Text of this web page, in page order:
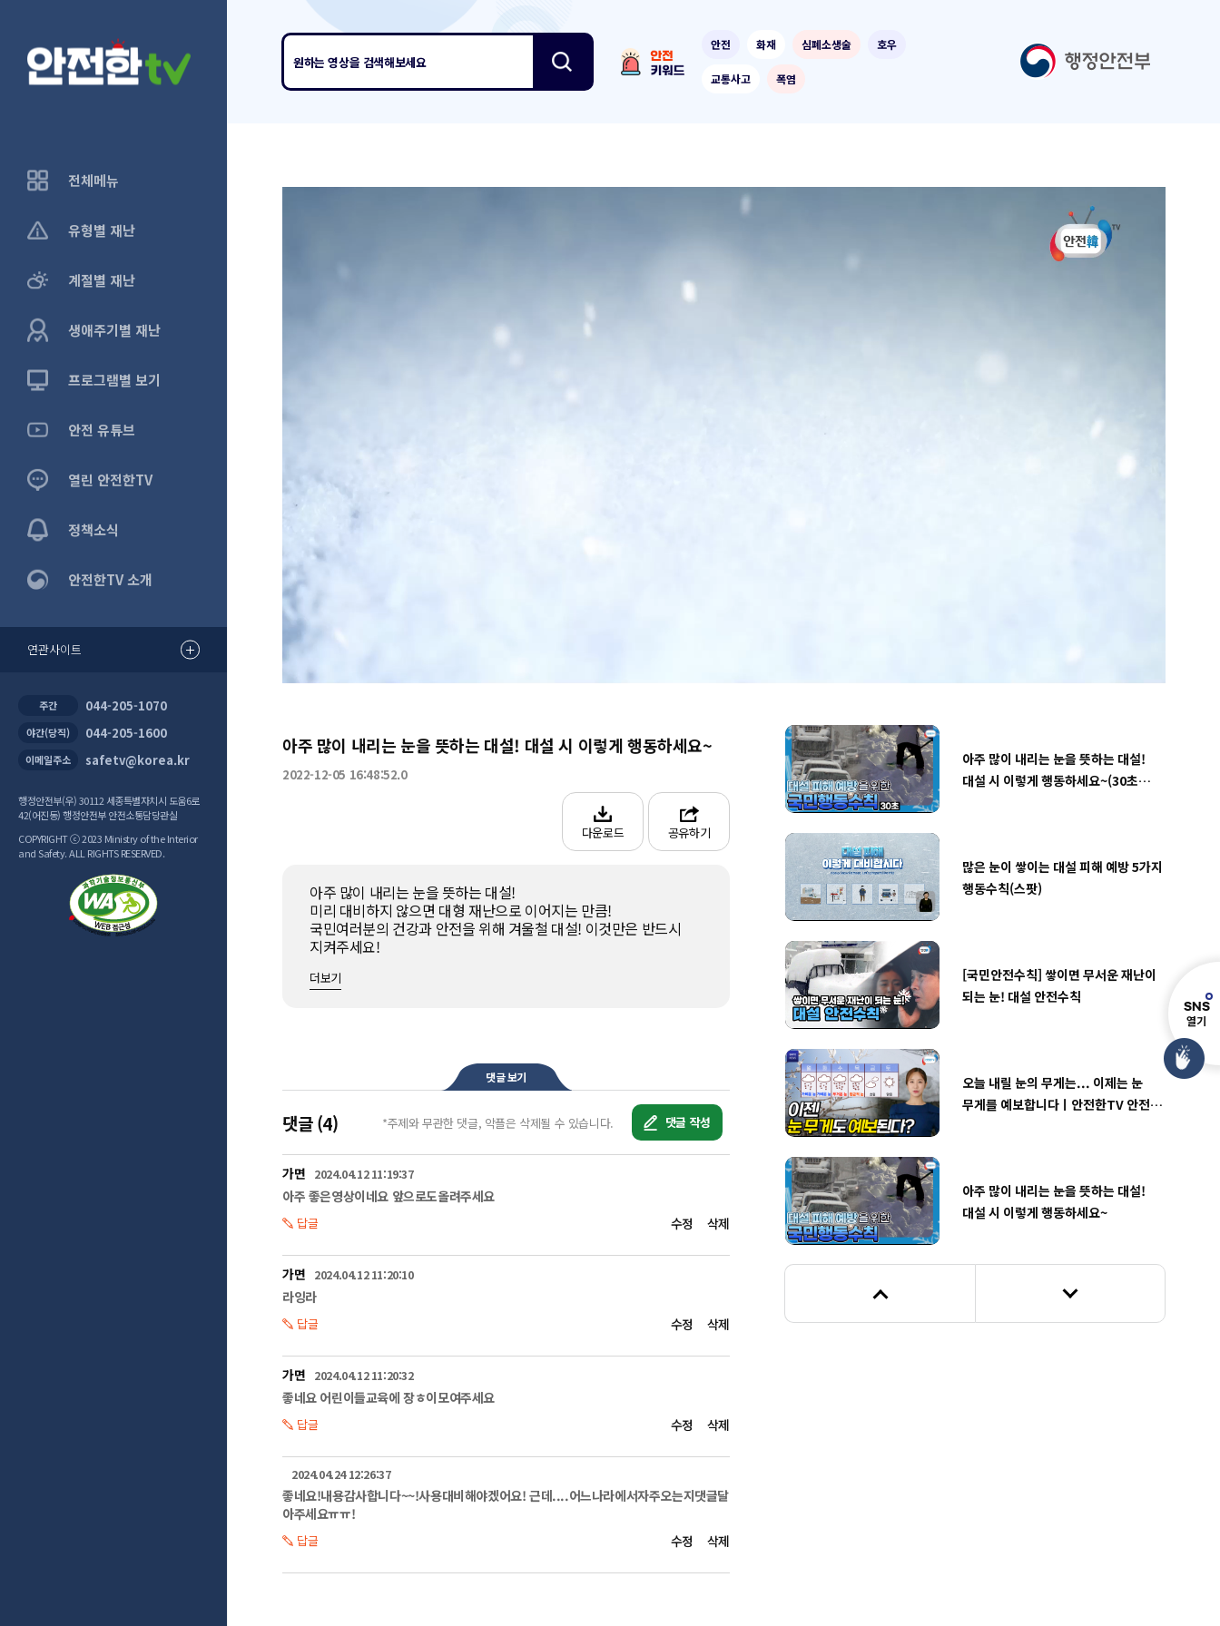
원하는 영상을 검색해보세요
안전 화재 심폐소생술 호우
교통사고 폭염
SNS
열기
전체메뉴
유형별 재난
계절별 재난
생애주기별 재난
프로그램별 보기
안전 유튜브
열린 안전한TV
정책소식
안전한TV 소개
연관사이트
주간 044-205-1070
야간(당직) 044-205-1600
이메일주소 safetv@korea.kr
행정안전부(우) 30112 세종특별자치시 도움6로
42(어진동) 행정안전부 안전소통담당관실
COPYRIGHT ⓒ 2023 Ministry of the Interior
and Safety. ALL RIGHTS RESERVED.
0:00
아주 많이 내리는 눈을 뜻하는 대설! 대설 시 이렇게 행동하세요~
2022-12-05 16:48:52.0
다운로드 공유하기
아주 많이 내리는 눈을 뜻하는 대설!
미리 대비하지 않으면 대형 재난으로 이어지는 만큼!
국민여러분의 건강과 안전을 위해 겨울철 대설! 이것만은 반드시
지켜주세요!
대설 안전수칙 하나!
눈이 많이 올 때 옷과 신발이 젖은 채로 야외에 있는 것은
저체온증의 주원인 중 하나입니다.
눈에 젖을 경우, 최대한 안전하고 신속하게 실내로 이동합니다.
대설이 예보된 날은 되도록 대중교통을 이용하는 것이 좋은데요.
차량을 운행해야 한다면 출발 전 연료를 미리 채워두고,
방한용품과 눈 피해 대비용 안전장구를 사전에 준비합니다.
운행 중 눈이 내리면 내비게이션과 도로전광판을 통해
위험지역이나 도로 통제현황 정보를 확인하면서, 평소보다
안전거리를 두고 서행합니다.
예기치 않게 차량에 고립됐을 경우, 침착하게 구조요청을 한 뒤
차량에서 대기하세요.
부득이하게 벗어나야 할 경우 차량에 연락처를 두고 열쇠를 꽂아
대설 안전수칙 셋!
적설로 인한 붕괴사고, 이렇게 대비하세요!
눈송이는 무게가 느껴지지 않을 정도로 가볍지만, 눈이 쌓이면
건물이 무너질 정도로 무거워집니다.
대설로 인한 사고 예방을 위해 거주지역의 눈사태나
붕괴위험시설물 등 재해위험요소를 사전에 파악합니다.
특히, 농어촌은 대설 피해가 생업에 직결되는 만큼 사전에 시설물을
꼭 점검해야 합니다.
노후가옥이나 비닐하우스처럼 쌓인 눈에 약한 구조물은 지붕과
옥상에 내린 눈을 수시로 치웁니다.
더보기
댓글 보기
댓글 (4) *주제와 무관한 댓글, 악플은 삭제될 수 있습니다. 댓글 작성
가면 2024.04.12 11:19:37
아주 좋은영상이네요 앞으로도올려주세요
답글 수정 삭제
가면 2024.04.12 11:20:10
라잉라
답글 수정 삭제
가면 2024.04.12 11:20:32
좋네요 어린이들교육에 장ㅎ이모여주세요
답글 수정 삭제
2024.04.24 12:26:37
좋네요!내용감사합니다~~!사용대비해야겠어요! 근데....어느나라에서자주오는지댓글달
아주세요ㅠㅠ!
답글 수정 삭제
보호자가 알아야 할 어르신 대설, 한파
피해 예방 및 대처
아주 많이 내리는 눈을 뜻하는 대설!
대설 시 이렇게 행동하세요~(30초
많은 눈이 쌓이는 대설 피해 예방 5가지
행동수칙(스팟)
[국민안전수칙] 쌓이면 무서운 재난이
되는 눈! 대설 안전수칙
오늘 내릴 눈의 무게는... 이제는 눈
무게를 예보합니다ㅣ안전한TV 안전
아주 많이 내리는 눈을 뜻하는 대설!
대설 시 이렇게 행동하세요~
보호자가 알아야 할 어르신 대설, 한파
피해 예방 및 대처